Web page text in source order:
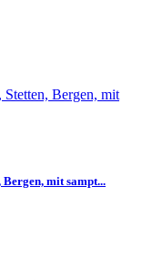
Bergen, mit sampt...